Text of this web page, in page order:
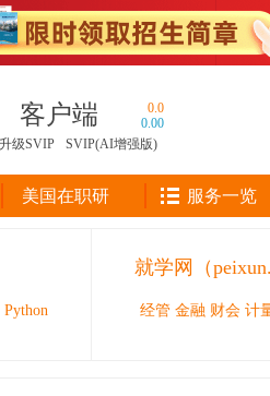
客户端
0.0
0.00
升级SVIP SVIP(AI增强版)
美国在职研 服务一览
Python
就学网（
经管 金融 财会 计